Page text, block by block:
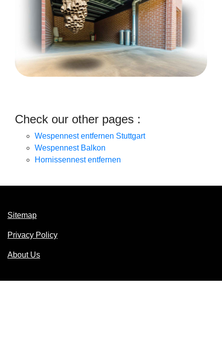
Check our other pages :
Wespennest entfernen Stuttgart
Wespennest Balkon
Hornissennest entfernen
Sitemap
Privacy Policy
About Us